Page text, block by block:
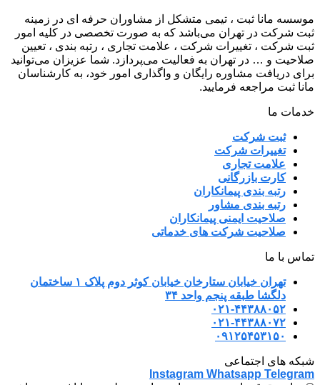
موسسه مانا ثبت ، تیمی متشکل از مشاوران حرفه ای در زمینه
ثبت شرکت در تهران می‌باشد که به صورت تخصصی در کلیه امور
ثبت شرکت ، تغییرات شرکت ، علامت تجاری ، رتبه بندی ، تعیین
صلاحیت و … در تهران به فعالیت می‌پردازد. شما عزیزان می‌توانید
برای دریافت مشاوره رایگان و واگذاری امور خود، به کارشناسان
مانا ثبت مراجعه فرمایید.
خدمات ما
ثبت شرکت
تغییرات شرکت
علامت تجاری
کارت بازرگانی
رتبه بندی پیمانکاران
رتبه بندی مشاور
صلاحیت ایمنی پیمانکاران
صلاحیت شرکت های خدماتی
تماس با ما
تهران خیابان ستارخان خیابان کوثر دوم پلاک ۱ ساختمان
دلگشا طبقه پنجم واحد ۳۴
۰۲۱-۴۴۳۸۸۰۵۲
۰۲۱-۴۴۳۸۸۰۷۲
۰۹۱۲۵۴۵۳۱۵۰
شبکه های اجتماعی
Instagram Whatsapp Telegram